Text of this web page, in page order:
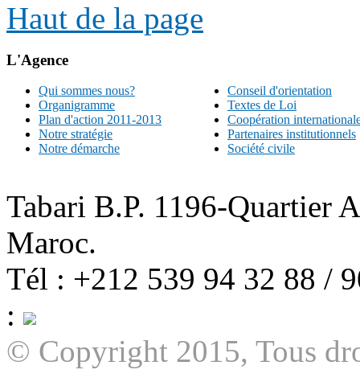
Haut de la page
L'Agence
Qui sommes nous?
Organigramme
Plan d'action 2011-2013
Notre stratégie
Notre démarche
Conseil d'orientation
Textes de Loi
Coopération
Partenaires institutionnels
Société civile
Tabari B.P. 1196-Quartier
Maroc.
Tél : +212 539 94 32 88 /
:
© Copyright 2015, Tous